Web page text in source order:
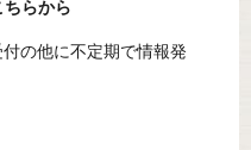
らから
付の他に不定期で情報発